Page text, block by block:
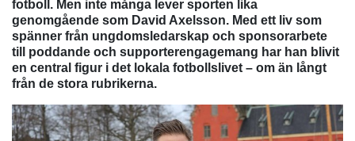
fotboll. Men inte många lever sporten lika
genomgående som David Axelsson. Med ett liv som
spänner från ungdomsledarskap och sponsorarbete
till poddande och supporterengagemang har han blivit
en central figur i det lokala fotbollslivet – om än långt
från de stora rubrikerna.